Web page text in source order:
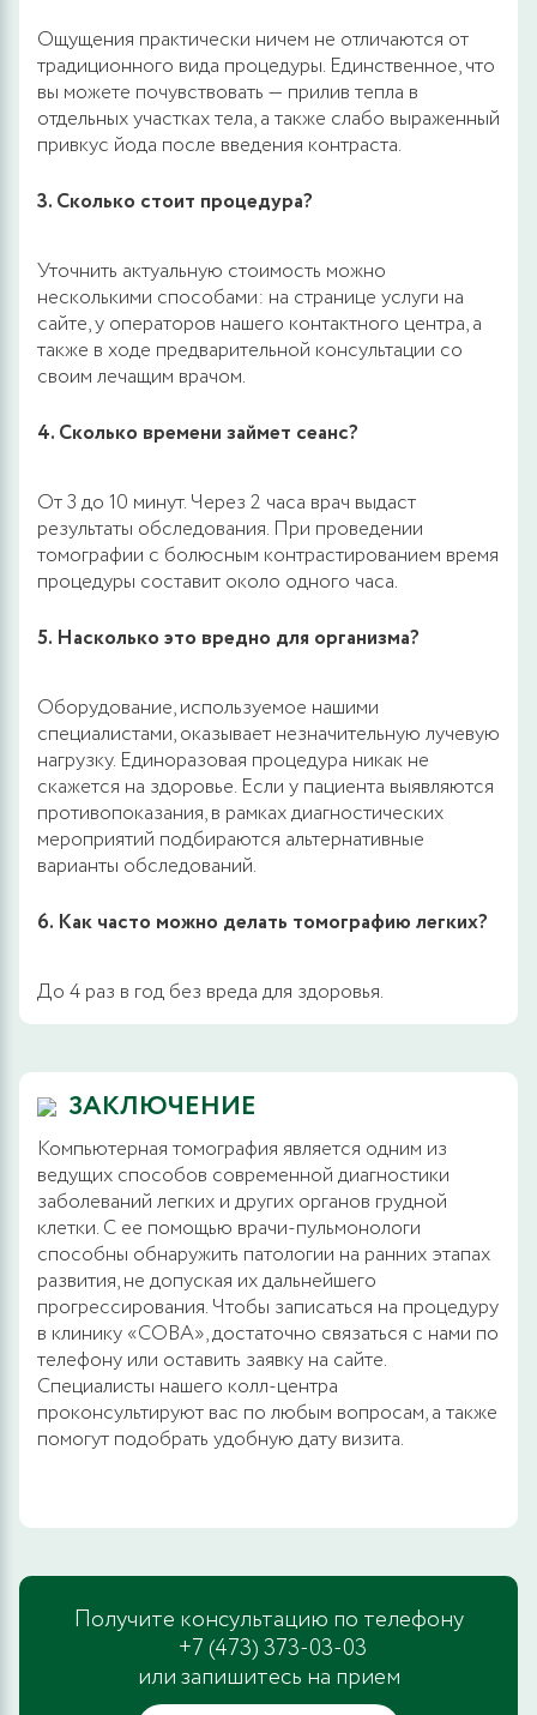
Ощущения практически ничем не отличаются от
традиционного вида процедуры. Единственное, что
вы можете почувствовать — прилив тепла в
отдельных участках тела, а также слабо выраженный
привкус йода после введения контраста.
3. Сколько стоит процедура?
Уточнить актуальную стоимость можно
несколькими способами: на странице услуги на
сайте, у операторов нашего контактного центра, а
также в ходе предварительной консультации со
своим лечащим врачом.
4. Сколько времени займет сеанс?
От 3 до 10 минут. Через 2 часа врач выдаст
результаты обследования. При проведении
томографии с болюсным контрастированием время
процедуры составит около одного часа.
5. Насколько это вредно для организма?
Оборудование, используемое нашими
специалистами, оказывает незначительную лучевую
нагрузку. Единоразовая процедура никак не
скажется на здоровье. Если у пациента выявляются
противопоказания, в рамках диагностических
мероприятий подбираются альтернативные
варианты обследований.
6. Как часто можно делать томографию легких?
До 4 раз в год без вреда для здоровья.
ЗАКЛЮЧЕНИЕ
Компьютерная томография является одним из
ведущих способов современной диагностики
заболеваний легких и других органов грудной
клетки. С ее помощью врачи-пульмонологи
способны обнаружить патологии на ранних этапах
развития, не допуская их дальнейшего
прогрессирования. Чтобы записаться на процедуру
в клинику «СОВА», достаточно связаться с нами по
телефону или оставить заявку на сайте.
Специалисты нашего колл-центра
проконсультируют вас по любым вопросам, а также
помогут подобрать удобную дату визита.
Получите консультацию по телефону
+7 (473) 373-03-03
или запишитесь на прием